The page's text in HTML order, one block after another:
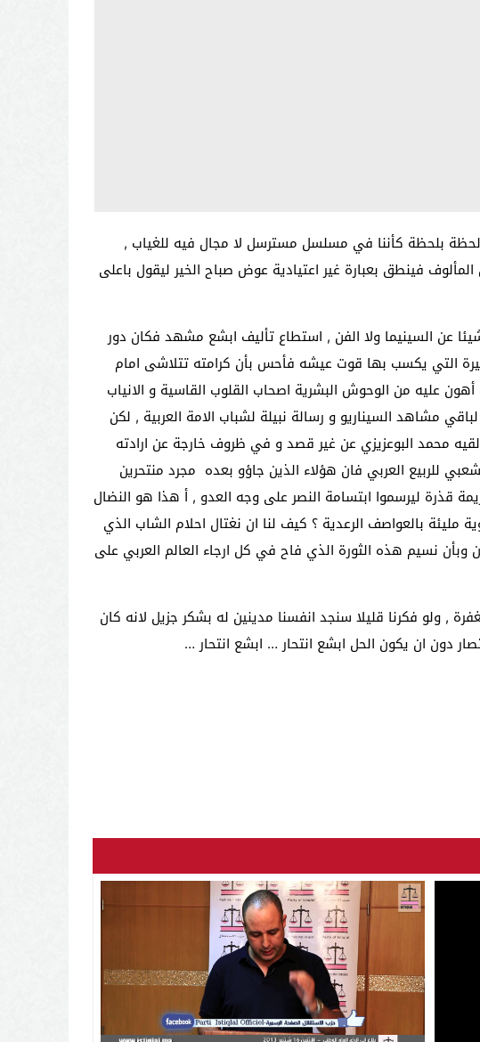
بلحظة كأننا في مسلسل مسترسل لا مجال فيه للغياب ,
فينطق بعبارة غير اعتيادية عوض صباح الخير ليقول باعلى
عن السينيما ولا الفن , استطاع تأليف ابشع مشهد فكان دور
التي يكسب بها قوت عيشه فأحس بأن كرامته تتلاشى امام
عليه من الوحوش البشرية اصحاب القلوب القاسية و الانياب
مشاهد السيناريو و رسالة نبيلة لشباب الامة العربية , لكن
محمد البوعزيزي عن غير قصد و في ظروف خارجة عن ارادته
للربيع العربي فان هؤلاء الذين جاؤو بعده مجرد منتحرين
قذرة ليرسموا ابتسامة النصر على وجه العدو , أ هذا هو النضال
مليئة بالعواصف الرعدية ؟ كيف لنا ان نغتال احلام الشاب الذي
نسيم هذه الثورة الذي فاح في كل ارجاء العالم العربي على
, ولو فكرنا قليلا سنجد انفسنا مدينين له بشكر جزيل لانه كان
دون ان يكون الحل ابشع انتحار … ابشع انتحار …